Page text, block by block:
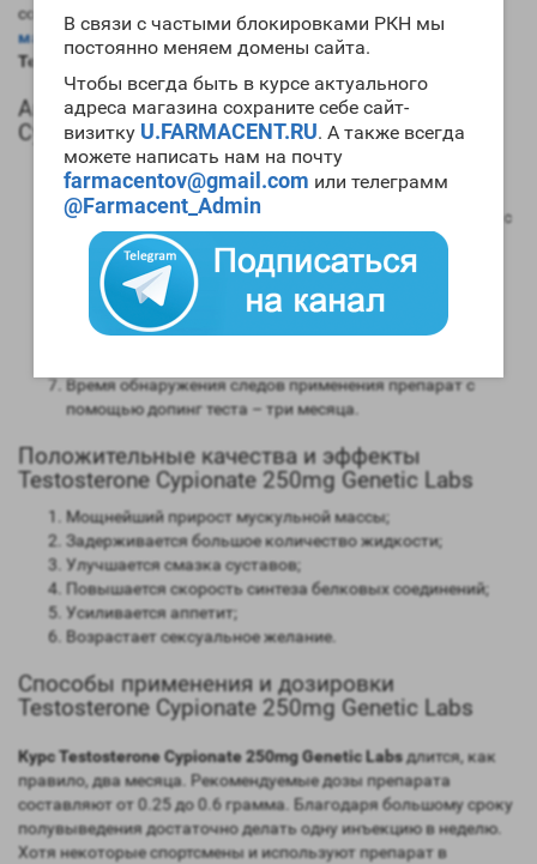
В связи с частыми блокировками РКН мы
постоянно меняем домены сайта.
Чтобы всегда быть в курсе актуального
адреса магазина сохраните себе сайт-
визитку U.FARMACENT.RU. А также всегда
можете написать нам на почту
farmacentov@gmail.com или телеграмм
@Farmacent_Admin
сочетании с другими ААС. Если вам необходим мощный
массонаборный цикл
, то для его проведения стоит
Testosterone Cypionate 250mg Genetic Labs
Анаболический профиль Testosterone
Cypionate 250mg Genetic Labs
Анаболическая активность – 100 процентов в
сравнении мужским гормоном;
Андрогенная активность – 100 процентов в сравнении с
мужским гормоном;
Способность конвертироваться в женские гормоны
(ароматизация) – высокая;
Степень нагрузки на печень – отсутствует;
Форма выпуска – инъекционная;
Время обнаружения следов применения препарат с
помощью допинг теста – три месяца.
Положительные качества и эффекты
Testosterone Cypionate 250mg Genetic Labs
Мощнейший прирост мускульной массы;
Задерживается большое количество жидкости;
Улучшается смазка суставов;
Повышается скорость синтеза белковых соединений;
Усиливается аппетит;
Возрастает сексуальное желание.
Способы применения и дозировки
Testosterone Cypionate 250mg Genetic Labs
Курс Testosterone Cypionate 250mg Genetic Labsдлится, как
правило, два месяца. Рекомендуемые дозы препарата
составляют от 0.25 до 0.6 грамма. Благодаря большому сроку
полувыведения достаточно делать одну инъекцию в неделю.
Хотя некоторые спортсмены и используют препарат в